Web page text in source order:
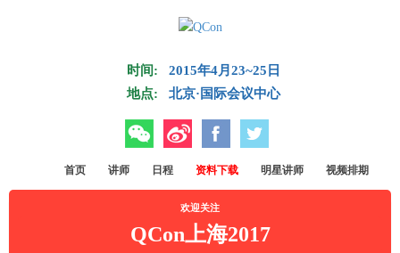
时间:
2015年4月23~25日
地点:
北京·国际会议中心
微信 微博 Facebook
首页 讲师 日程 资料下载 明星讲师 视频排期
欢迎关注
QCon上海2017